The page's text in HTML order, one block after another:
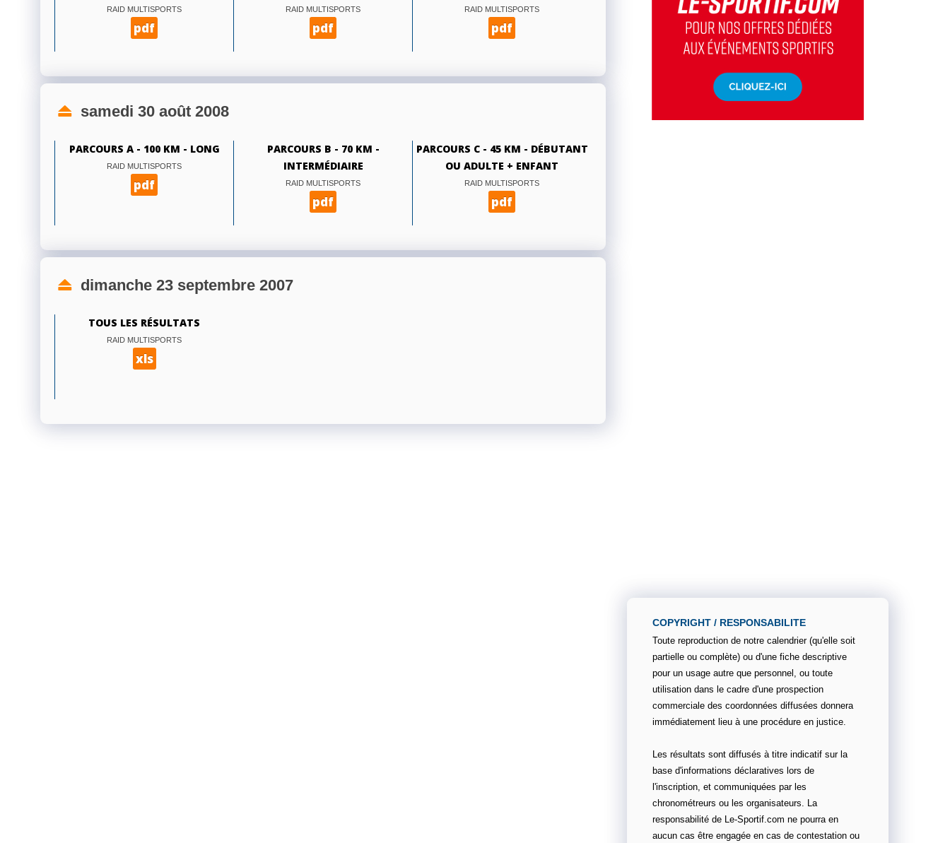
RAID MULTISPORTS
pdf
RAID MULTISPORTS
pdf
RAID MULTISPORTS
pdf
samedi 30 août 2008
PARCOURS A - 100 KM - LONG
RAID MULTISPORTS
pdf
PARCOURS B - 70 KM -
INTERMÉDIAIRE
RAID MULTISPORTS
pdf
PARCOURS C - 45 KM - DÉBUTANT
OU ADULTE + ENFANT
RAID MULTISPORTS
pdf
dimanche 23 septembre 2007
TOUS LES RÉSULTATS
RAID MULTISPORTS
xls
COPYRIGHT / RESPONSABILITE
Toute reproduction de notre calendrier (qu'elle soit
partielle ou complète) ou d'une fiche descriptive
pour un usage autre que personnel, ou toute
utilisation dans le cadre d'une prospection
commerciale des coordonnées diffusées donnera
immédiatement lieu à une procédure en justice.
Les résultats sont diffusés à titre indicatif sur la
base d'informations déclaratives lors de
l'inscription, et communiquées par les
chronométreurs ou les organisateurs. La
responsabilité de Le-Sportif.com ne pourra en
aucun cas être engagée en cas de contestation ou